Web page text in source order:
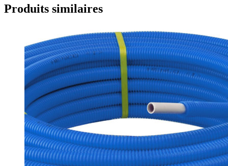
Produits similaires